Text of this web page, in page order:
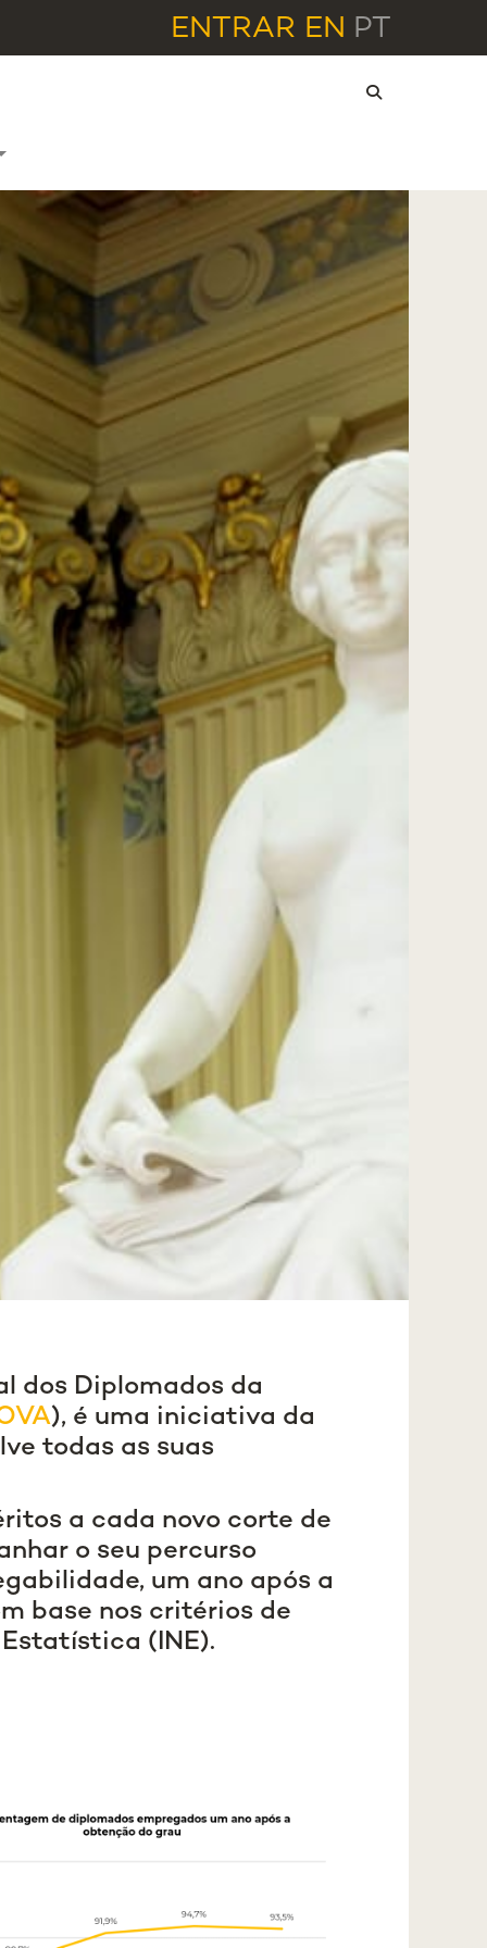
ENTRAR EN PT
dos Diplomados da
), é uma iniciativa da
todas as suas
a cada novo corte de
o seu percurso
um ano após a
base nos critérios de
(INE).